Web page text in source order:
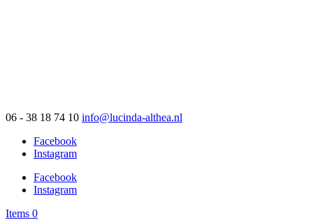
06 - 38 18 74 10 info@lucinda-althea.nl
Facebook
Instagram
Facebook
Instagram
Items 0